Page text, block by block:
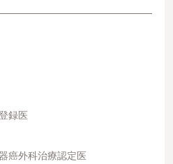
録医
癌外科治療認定医